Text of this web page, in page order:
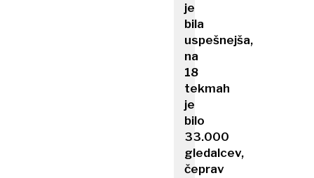
je
bila
uspešnejša,
na
18
tekmah
je
bilo
33.000
gledalcev,
čeprav